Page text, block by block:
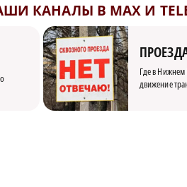
КАНАЛЫ В MAX И
Где в
движение